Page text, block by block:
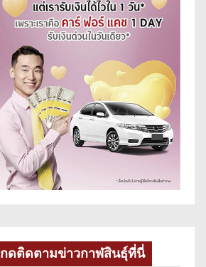
กดติดตามข่าวกาฬสินธุ์ที่นี่